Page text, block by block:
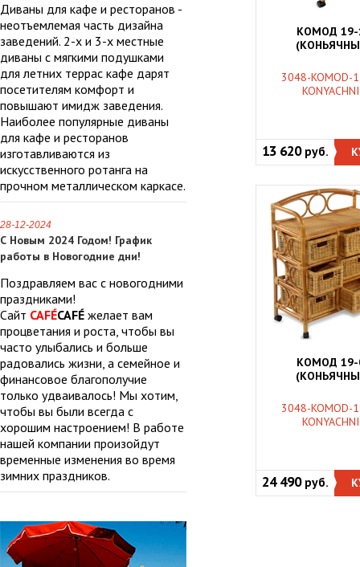
Диваны для кафе и ресторанов -
неотъемлемая часть дизайна
заведений. 2-х и 3-х местные
диваны с мягкими подушками
для летних террас кафе дарят
посетителям комфорт и
повышают имидж заведения.
Наиболее популярные диваны
для кафе и ресторанов
изготавливаются из
искусственного ротанга на
прочном металлическом каркасе.
28-12-2024
С Новым 2024 Годом! График
работы в Новогодние дни!
Поздравляем вас с новогодними
праздниками!
Сайт CAFÉCAFÉ желает вам
процветания и роста, чтобы вы
часто улыбались и больше
радовались жизни, а семейное и
финансовое благополучие
только удваивалось! Мы хотим,
чтобы вы были всегда с
хорошим настроением! В работе
нашей компании произойдут
временные изменения во время
зимних праздников.
КОМОД 19-
3048-KOMOD-
13 620 руб.
КОМОД 19-
3048-KOMOD-
24 490 руб.